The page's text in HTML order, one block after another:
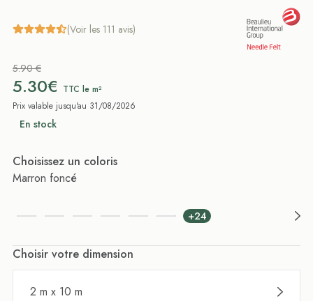
(Voir les 111 avis)
5.90 €
5.30€ TTC le m²
Prix valable jusqu'au 31/08/2026
En stock
Choisissez un coloris
Marron foncé
+24
Choisir votre dimension
2 m x 10 m